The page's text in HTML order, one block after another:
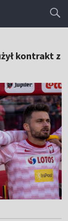
kontrakt z